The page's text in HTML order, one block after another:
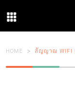
HOME สัญญาณ WIFI